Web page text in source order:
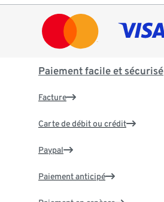
Paiement facile et sécurisé
Facture
Carte de débit ou crédit
Paypal
Paiement anticipé